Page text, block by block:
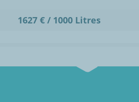
1627 € / 1000 Litres